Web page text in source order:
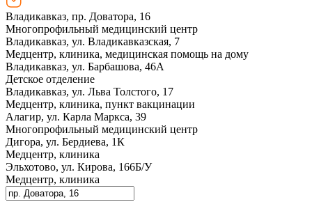
Владикавказ, пр. Доватора, 16
Многопрофильный медицинский центр
Владикавказ, ул. Владикавказская, 7
Медцентр, клиника, медицинская помощь на дому
Владикавказ, ул. Барбашова, 46А
Детское отделение
Владикавказ, ул. Льва Толстого, 17
Медцентр, клиника, пункт вакцинации
Алагир, ул. Карла Маркса, 39
Многопрофильный медицинский центр
Дигора, ул. Бердиева, 1К
Медцентр, клиника
Эльхотово, ул. Кирова, 166Б/У
Медцентр, клиника